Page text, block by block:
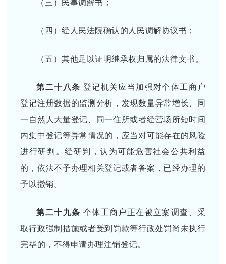
（三）民事调解书；
（四）经人民法院确认的人民调解协议书；
（五）其他足以证明继承权归属的法律文书。
第二十八条 登记机关应当加强对个体工商户
登记注册数据的监测分析，发现数量异常增长、同
一自然人大量登记、同一住所或者经营场所短时间
内集中登记等异常情况的，应当对可能存在的风险
进行研判。经研判，认为可能危害社会公共利益
的，依法不予办理相关登记或者备案，已经办理的
予以撤销。
第二十九条 个体工商户正在被立案调查、采
取行政强制措施或者受到罚款等行政处罚尚未执行
完毕的，不得申请办理注销登记。